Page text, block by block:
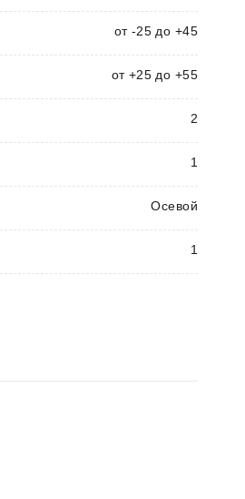
от -25 до +45
от +25 до +55
2
1
Осевой
1